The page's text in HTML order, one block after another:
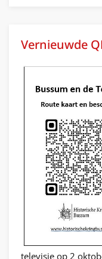
Vernieuwde
televisie op 2